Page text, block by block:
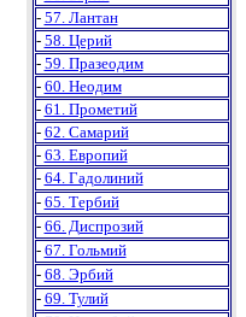
- 57. Лантан
- 58. Церий
- 59. Празеодим
- 60. Неодим
- 61. Прометий
- 62. Самарий
- 63. Европий
- 64. Гадолиний
- 65. Тербий
- 66. Диспрозий
- 67. Гольмий
- 68. Эрбий
- 69. Тулий